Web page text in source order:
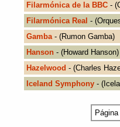
Filarmónica de la BBC -
Filarmónica Real -
Gamba- (Rumon Gamba)
Hanson - (Howard Hanson)
Hazelwood - (Charles
Iceland Symphony -